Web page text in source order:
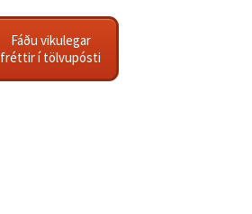
Fáðu vikulegar
fréttir í tölvupósti